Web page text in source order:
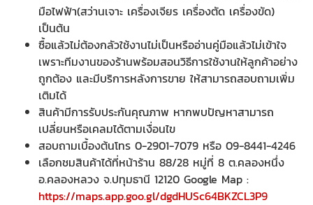
มือไฟฟ้า(สว่านเจาะ เครื่องเจียร เครื่องตัด เครื่องขัด)
เป็นต้น
ซื้อแล้วไม่ต้องกลัวใช้งานไม่เป็นหรืออ่านคู่มือแล้วไม่เข้าใจ
เพราะทีมงานของร้านพร้อมสอนวิธีการใช้งานให้ลูกค้าอย่าง
ถูกต้อง และมีบริการหลังการขาย ให้สามารถสอบถามเพิ่ม
เติมได้
สินค้ามีการรับประกันคุณภาพ หากพบปัญหาสามารถ
เปลี่ยนหรือเคลมได้ตามเงื่อนไข
สอบถามเบื้องต้นโทร 0-2901-7079 หรือ 09-8441-4246
เลือกชมสินค้าได้ที่หน้าร้าน 88/28 หมู่ที่ 8 ต.คลองหนึ่ง
อ.คลองหลวง จ.ปทุมธานี 12120 Google Map :
https://maps.app.goo.gl/dgdHUSc64BKZCL3P9